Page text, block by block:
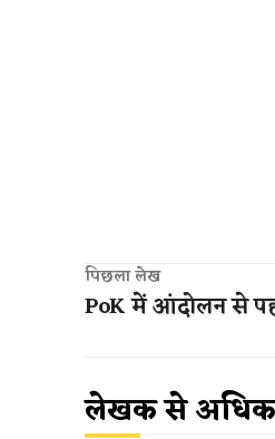
पिछला लेख
PoK में आंदोलन से
लेखक से अधिक